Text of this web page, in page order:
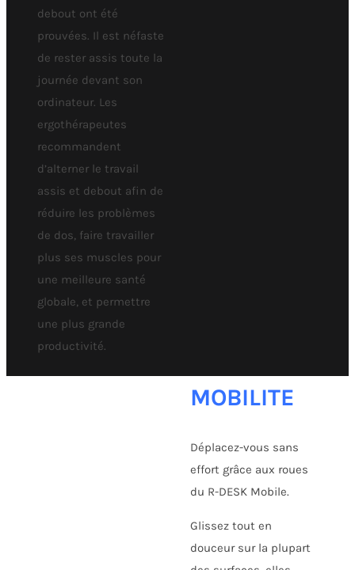
debout ont été
prouvées. Il est néfaste
de rester assis toute la
journée devant son
ordinateur. Les
ergothérapeutes
recommandent
d’alterner le travail
assis et debout afin de
réduire les problèmes
de dos, faire travailler
plus ses muscles pour
une meilleure santé
globale, et permettre
une plus grande
productivité.
MOBILITE
Déplacez-vous sans
effort grâce aux roues
du R-DESK Mobile.
Glissez tout en
douceur sur la plupart